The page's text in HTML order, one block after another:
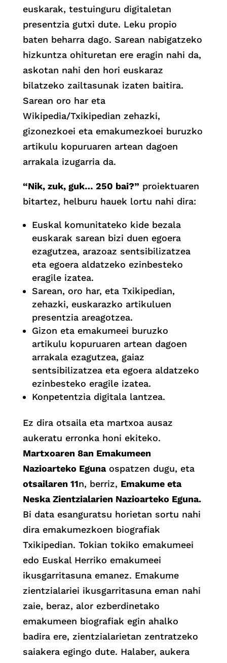
euskarak, testuinguru digitaletan
presentzia gutxi dute. Leku propio
baten beharra dago. Sarean nabigatzeko
hizkuntza ohituretan ere eragin nahi da,
askotan nahi den hori euskaraz
bilatzeko zailtasunak izaten baitira.
Sarean oro har eta
Wikipedia/Txikipedian zehazki,
gizonezkoei eta emakumezkoei buruzko
artikulu kopuruaren artean dagoen
arrakala izugarria da.
“Nik, zuk, guk… 250 bai?” proiektuaren
bitartez, helburu hauek lortu nahi dira:
Euskal komunitateko kide bezala
euskarak sarean bizi duen egoera
ezagutzea, arazoaz sentsibilizatzea
eta egoera aldatzeko ezinbesteko
eragile izatea.
Sarean, oro har, eta Txikipedian,
zehazki, euskarazko artikuluen
presentzia areagotzea.
Gizon eta emakumeei buruzko
artikulu kopuruaren artean dagoen
arrakala ezagutzea, gaiaz
sentsibilizatzea eta egoera aldatzeko
ezinbesteko eragile izatea.
Konpetentzia digitala lantzea.
Ez dira otsaila eta martxoa ausaz
aukeratu erronka honi ekiteko.
Martxoaren 8an Emakumeen
Nazioarteko Egunaospatzen dugu, eta
otsailaren 11n, berriz, Emakume eta
Neska Zientzialarien Nazioarteko Eguna.
Bi data esanguratsu horietan sortu nahi
dira emakumezkoen biografiak
Txikipedian. Tokian tokiko emakumeei
edo Euskal Herriko emakumeei
ikusgarritasuna emanez. Emakume
zientzialariei ikusgarritasuna eman nahi
zaie, beraz, alor ezberdinetako
emakumeen biografiak egin ahalko
badira ere, zientzialarietan zentratzeko
saiakera egingo dute. Halaber, aukera